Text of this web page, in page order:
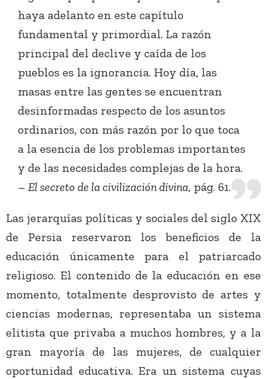
haya adelanto en este capítulo
fundamental y primordial. La razón
principal del declive y caída de los
pueblos es la ignorancia. Hoy día, las
masas entre las gentes se encuentran
desinformadas respecto de los asuntos
ordinarios, con más razón por lo que toca
a la esencia de los problemas importantes
y de las necesidades complejas de la hora.
– El secreto de la civilización divina, pág. 61.
Las jerarquías políticas y sociales del siglo XIX
de Persia reservaron los beneficios de la
educación únicamente para el patriarcado
religioso. El contenido de la educación en ese
momento, totalmente desprovisto de artes y
ciencias modernas, representaba un sistema
elitista que privaba a muchos hombres, y a la
gran mayoría de las mujeres, de cualquier
oportunidad educativa. Era un sistema cuyas